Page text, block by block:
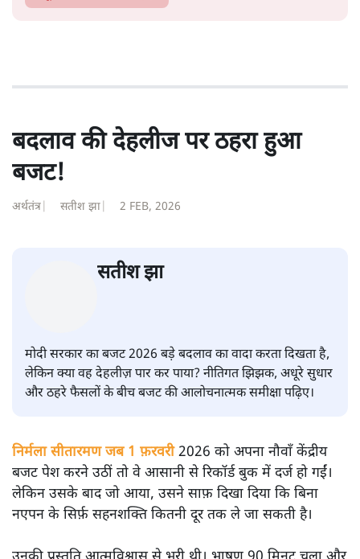
बदलाव की देहलीज पर ठहरा हुआ
बजट!
अर्थतंत्र सतीश झा 2 FEB, 2026
सतीश झा
मोदी सरकार का बजट 2026 बड़े बदलाव का वादा करता दिखता है,
लेकिन क्या वह देहलीज़ पार कर पाया? नीतिगत झिझक, अधूरे सुधार
और ठहरे फैसलों के बीच बजट की आलोचनात्मक समीक्षा पढ़िए।
निर्मला सीतारमण जब 1 फ़रवरी2026 को अपना नौवाँ केंद्रीय
बजट पेश करने उठीं तो वे आसानी से रिकॉर्ड बुक में दर्ज हो गईं।
लेकिन उसके बाद जो आया, उसने साफ़ दिखा दिया कि बिना
नएपन के सिर्फ़ सहनशक्ति कितनी दूर तक ले जा सकती है।